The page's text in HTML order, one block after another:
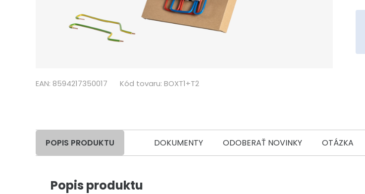
EAN: 8594217350017 Kód tovaru: BOXT1+T2
POPIS PRODUKTU DOKUMENTY ODOBERAŤ NOVINKY OTÁZKA
Popis produktu